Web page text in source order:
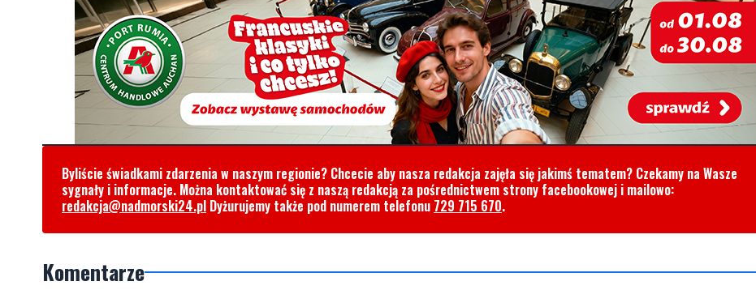
Byliście świadkami zdarzenia w naszym regionie? Chcecie aby nasza redakcja zajęła się jakimś tematem? Czekamy na Wasze
sygnały i informacje. Można kontaktować się z naszą redakcją za pośrednictwem strony facebookowej i mailowo:
redakcja@nadmorski24.pl Dyżurujemy także pod numerem telefonu 729 715 670.
Komentarze